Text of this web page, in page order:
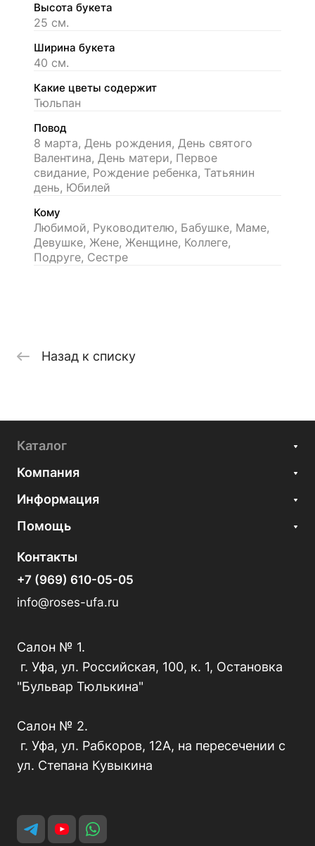
Высота букета
25 см.
Ширина букета
40 см.
Какие цветы содержит
Тюльпан
Повод
8 марта, День рождения, День святого
Валентина, День матери, Первое
свидание, Рождение ребенка, Татьянин
день, Юбилей
Кому
Любимой, Руководителю, Бабушке, Маме,
Девушке, Жене, Женщине, Коллеге,
Подруге, Сестре
Назад к списку
Каталог
Компания
Информация
Помощь
Контакты
+7 (969) 610-05-05
info@roses-ufa.ru
Салон № 1.
г. Уфа, ул. Российская, 100, к. 1, Остановка
"Бульвар Тюлькина"
Салон № 2.
г. Уфа, ул. Рабкоров, 12А, на пересечении с
ул. Степана Кувыкина